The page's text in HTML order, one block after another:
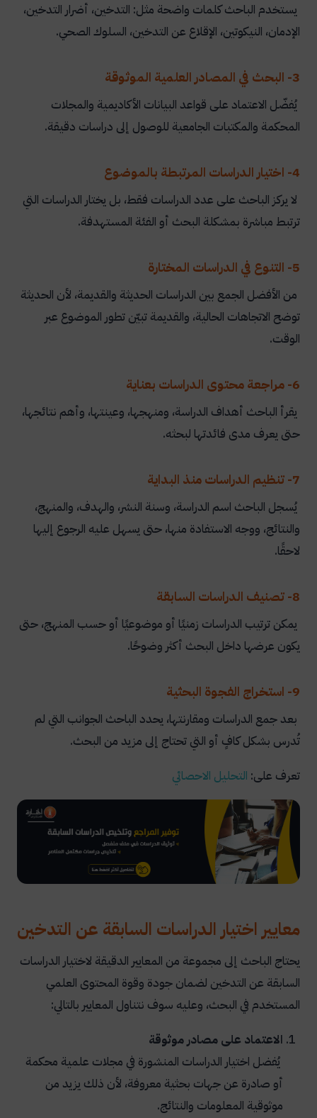
يستخدم الباحث كلمات واضحة مثل: التدخين، أضرار التدخين،
الإدمان، النيكوتين، الإقلاع عن التدخين، السلوك الصحي.
3- البحث في المصادر العلمية الموثوقة
يُفضّل الاعتماد على قواعد البيانات الأكاديمية والمجلات
المحكمة والمكتبات الجامعية للوصول إلى دراسات دقيقة.
4- اختيار الدراسات المرتبطة بالموضوع
لا يركز الباحث على عدد الدراسات فقط، بل يختار الدراسات التي
ترتبط مباشرة بمشكلة البحث أو الفئة المستهدفة.
5- التنوع في الدراسات المختارة
من الأفضل الجمع بين الدراسات الحديثة والقديمة، لأن الحديثة
توضح الاتجاهات الحالية، والقديمة تبيّن تطور الموضوع عبر
الوقت.
6- مراجعة محتوى الدراسات بعناية
يقرأ الباحث أهداف الدراسة، ومنهجها، وعينتها، وأهم نتائجها،
حتى يعرف مدى فائدتها لبحثه.
7- تنظيم الدراسات منذ البداية
يُسجل الباحث اسم الدراسة، وسنة النشر، والهدف، والمنهج،
والنتائج، ووجه الاستفادة منها، حتى يسهل عليه الرجوع إليها
لاحقًا.
8- تصنيف الدراسات السابقة
يمكن ترتيب الدراسات زمنيًا أو موضوعيًا أو حسب المنهج، حتى
يكون عرضها داخل البحث أكثر وضوحًا.
9- استخراج الفجوة البحثية
بعد جمع الدراسات ومقارنتها، يحدد الباحث الجوانب التي لم
تُدرس بشكل كافٍ أو التي تحتاج إلى مزيد من البحث.
تعرف على: التحليل الاحصائي
معايير اختيار الدراسات السابقة عن التدخين
يحتاج الباحث إلى مجموعة من المعايير الدقيقة لاختيار الدراسات
السابقة عن التدخين لضمان جودة وقوة المحتوى العلمي
المستخدم في البحث، وعليه سوف نتناول المعايير بالتالي:
الاعتماد على مصادر موثوقة
يُفضل اختيار الدراسات المنشورة في مجلات علمية محكمة
أو صادرة عن جهات بحثية معروفة، لأن ذلك يزيد من
موثوقية المعلومات والنتائج.